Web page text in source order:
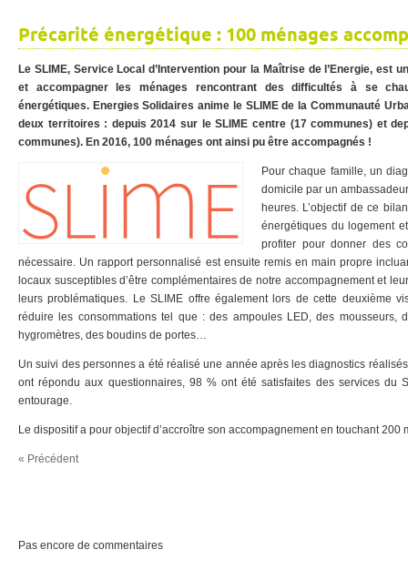
Précarité énergétique : 100 ménages
Le SLIME, Service Local d’Intervention pour la Maîtrise de l’Energie, est
et accompagner les ménages rencontrant des difficultés à se
énergétiques. Energies Solidaires anime le SLIME de la Communauté
deux territoires : depuis 2014 sur le SLIME centre (17 communes) et
communes). En 2016, 100 ménages ont ainsi pu être accompagnés !
Pour chaque famille, un
domicile par un
heures. L’objectif de ce
énergétiques du logement
profiter pour donner des
nécessaire. Un rapport personnalisé est ensuite remis en main propre
locaux susceptibles d’être complémentaires de notre accompagnement et
leurs problématiques. Le SLIME offre également lors de cette deuxième
réduire les consommations tel que : des ampoules LED, des mousseurs,
hygromètres, des boudins de portes…
Un suivi des personnes a été réalisé une année après les diagnostics
ont répondu aux questionnaires, 98 % ont été satisfaites des services du
entourage.
Le dispositif a pour objectif d’accroître son accompagnement en touchant 200
« Précédent
Pas encore de commentaires